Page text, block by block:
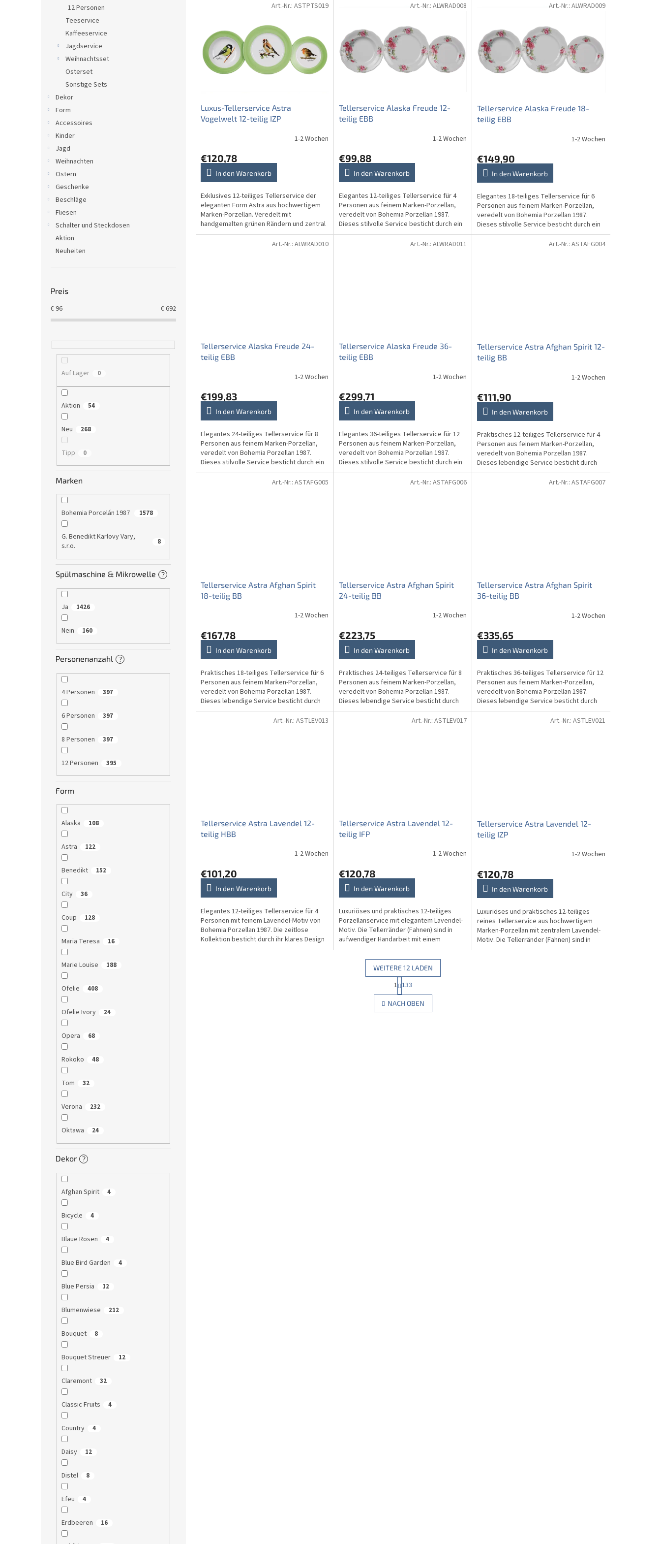
12 Personen
Teeservice
Kaffeeservice
Jagdservice
Weihnachtsset
Osterset
Sonstige Sets
Dekor
Form
Accessoires
Kinder
Jagd
Weihnachten
Ostern
Geschenke
Beschläge
Fliesen
Schalter und Steckdosen
Aktion
Neuheiten
Preis
€96 €692
Auf Lager 0
Aktion 54
Neu 268
Tipp 0
Marken
Bohemia Porcelán 1987 1578
G. Benedikt Karlovy Vary,
s.r.o.
8
Spülmaschine & Mikrowelle ?
Ja 1426
Nein 160
Personenanzahl ?
4 Personen 397
6 Personen 397
8 Personen 397
12 Personen 395
Form
Alaska 108
Astra 122
Benedikt 152
City 36
Coup 128
Maria Teresa 16
Marie Louise 188
Ofelie 408
Ofelie Ivory 24
Opera 68
Rokoko 48
Tom 32
Verona 232
Oktawa 24
Dekor ?
Afghan Spirit 4
Bicycle 4
Blaue Rosen 4
Blue Bird Garden 4
Blue Persia 12
Blumenwiese 212
Bouquet 8
Bouquet Streuer 12
Claremont 32
Classic Fruits 4
Country 4
Daisy 12
Distel 8
Efeu 4
Erdbeeren 16
n
Luxus-Tellerservice Astra
Vogelwelt 12-teilig IZP
1-2 Wochen
€120,78
In den Warenkorb
Exklusives 12-teiliges Tellerservice der
eleganten Form Astra aus hochwertigem
Marken-Porzellan. Veredelt mit
handgemalten grünen Rändern und zentral
platzierten, feinen...
Art.-Nr.: ASTPTS019
Tellerservice Alaska Freude 12-
teilig EBB
1-2 Wochen
€99,88
In den Warenkorb
Elegantes 12-teiliges Tellerservice für 4
Personen aus feinem Marken-Porzellan,
veredelt von Bohemia Porzellan 1987.
Dieses stilvolle Service besticht durch ein
wunderschönes...
Art.-Nr.: ALWRAD008
Tellerservice Alaska Freude 18-
teilig EBB
1-2 Wochen
€149,90
In den Warenkorb
Elegantes 18-teiliges Tellerservice für 6
Personen aus feinem Marken-Porzellan,
veredelt von Bohemia Porzellan 1987.
Dieses stilvolle Service besticht durch ein
wunderschönes...
Art.-Nr.: ALWRAD009
Tellerservice Alaska Freude 24-
teilig EBB
1-2 Wochen
€199,83
In den Warenkorb
Elegantes 24-teiliges Tellerservice für 8
Personen aus feinem Marken-Porzellan,
veredelt von Bohemia Porzellan 1987.
Dieses stilvolle Service besticht durch ein
wunderschönes...
Art.-Nr.: ALWRAD010
Tellerservice Alaska Freude 36-
teilig EBB
1-2 Wochen
€299,71
In den Warenkorb
Elegantes 36-teiliges Tellerservice für 12
Personen aus feinem Marken-Porzellan,
veredelt von Bohemia Porzellan 1987.
Dieses stilvolle Service besticht durch ein
wunderschönes...
Art.-Nr.: ALWRAD011
Tellerservice Astra Afghan Spirit 12-
teilig BB
1-2 Wochen
€111,90
In den Warenkorb
Praktisches 12-teiliges Tellerservice für 4
Personen aus feinem Marken-Porzellan,
veredelt von Bohemia Porzellan 1987.
Dieses lebendige Service besticht durch
ein wunderschönes...
Art.-Nr.: ASTAFG004
Tellerservice Astra Afghan Spirit
18-teilig BB
1-2 Wochen
€167,78
In den Warenkorb
Praktisches 18-teiliges Tellerservice für 6
Personen aus feinem Marken-Porzellan,
veredelt von Bohemia Porzellan 1987.
Dieses lebendige Service besticht durch
ein wunderschönes...
Art.-Nr.: ASTAFG005
Tellerservice Astra Afghan Spirit
24-teilig BB
1-2 Wochen
€223,75
In den Warenkorb
Praktisches 24-teiliges Tellerservice für 8
Personen aus feinem Marken-Porzellan,
veredelt von Bohemia Porzellan 1987.
Dieses lebendige Service besticht durch
ein wunderschönes...
Art.-Nr.: ASTAFG006
Tellerservice Astra Afghan Spirit
36-teilig BB
1-2 Wochen
€335,65
In den Warenkorb
Praktisches 36-teiliges Tellerservice für 12
Personen aus feinem Marken-Porzellan,
veredelt von Bohemia Porzellan 1987.
Dieses lebendige Service besticht durch
ein wunderschönes...
Art.-Nr.: ASTAFG007
Tellerservice Astra Lavendel 12-
teilig HBB
1-2 Wochen
€101,20
In den Warenkorb
Elegantes 12-teiliges Tellerservice für 4
Personen mit feinem Lavendel-Motiv von
Bohemia Porzellan 1987. Die zeitlose
Kollektion besticht durch ihr klares Design
Art.-Nr.: ASTLEV013
Tellerservice Astra Lavendel 12-
teilig IFP
1-2 Wochen
€120,78
In den Warenkorb
Luxuriöses und praktisches 12-teiliges
Porzellanservice mit elegantem Lavendel-
Motiv. Die Tellerränder (Fahnen) sind in
aufwendiger Handarbeit mit einem
Art.-Nr.: ASTLEV017
Tellerservice Astra Lavendel 12-
teilig IZP
1-2 Wochen
€120,78
In den Warenkorb
Luxuriöses und praktisches 12-teiliges
reines Tellerservice aus hochwertigem
Marken-Porzellan mit zentralem Lavendel-
Motiv. Die Tellerränder (Fahnen) sind in
Art.-Nr.: ASTLEV021
S
t
e
WEITERE 12 LADEN
a
g
i
n
1 133
NACH OBEN